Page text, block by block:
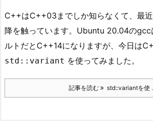
C++はC++03までしか知らなくて、最
降を触っています。Ubuntu 20.04のgcc
ルトだとC++14になりますが、今日は
std::variant を使ってみました。
記事を読む std::variantを使